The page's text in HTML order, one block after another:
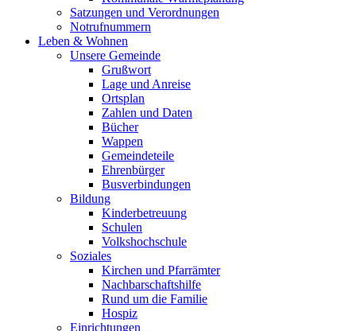
Satzungen und Verordnungen
Notrufnummern
Leben & Wohnen
Unsere Gemeinde
Grußwort
Lage und Anreise
Ortsplan
Zahlen und Daten
Bücher
Wappen
Gemeindeteile
Ehrenbürger
Busverbindungen
Bildung
Kinderbetreuung
Schulen
Volkshochschule
Soziales
Kirchen und Pfarrämter
Nachbarschaftshilfe
Rund um die Familie
Hospiz
Einrichtungen